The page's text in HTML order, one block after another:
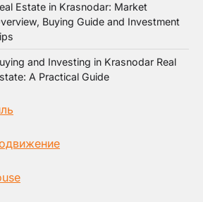
Estate in Krasnodar: Market
Buying Guide and Investment
and Investing in Krasnodar Real
A Practical Guide